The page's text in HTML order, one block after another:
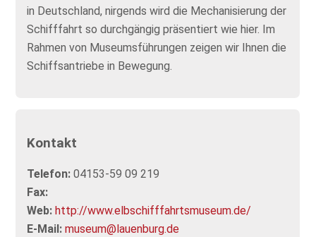
in Deutschland, nirgends wird die Mechanisierung der
Schifffahrt so durchgängig präsentiert wie hier. Im
Rahmen von Museumsführungen zeigen wir Ihnen die
Schiffsantriebe in Bewegung.
Kontakt
Telefon: 04153-59 09 219
Fax:
Web: http://www.elbschifffahrtsmuseum.de/
E-Mail: museum@lauenburg.de